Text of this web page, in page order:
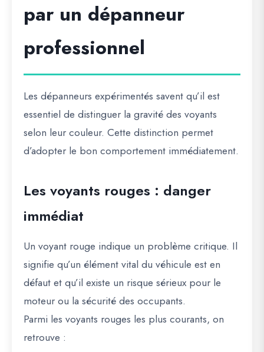
par un dépanneur
professionnel
Les dépanneurs expérimentés savent qu’il est
essentiel de distinguer la gravité des voyants
selon leur couleur. Cette distinction permet
d’adopter le bon comportement immédiatement.
Les voyants rouges : danger
immédiat
Un voyant rouge indique un problème critique. Il
signifie qu’un élément vital du véhicule est en
défaut et qu’il existe un risque sérieux pour le
moteur ou la sécurité des occupants.
Parmi les voyants rouges les plus courants, on
retrouve :